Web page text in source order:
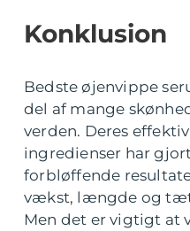
Konklusion
Bedste øjenvippe
del af mange
verden. Deres
ingredienser har
forbløffende
vækst, længde og
Men det er vigtigt at